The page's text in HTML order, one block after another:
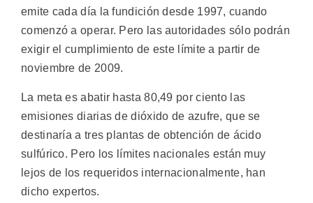
emite cada día la fundición desde 1997, cuando
comenzó a operar. Pero las autoridades sólo podrán
exigir el cumplimiento de este límite a partir de
noviembre de 2009.
La meta es abatir hasta 80,49 por ciento las
emisiones diarias de dióxido de azufre, que se
destinaría a tres plantas de obtención de ácido
sulfúrico. Pero los límites nacionales están muy
lejos de los requeridos internacionalmente, han
dicho expertos.